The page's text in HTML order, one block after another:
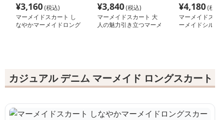
¥3,160(税込)
マーメイドスカート し
なやかマーメイドロング
¥3,840(税込)
マーメイドスカート 大
人の魅力引き立つマーメ
¥4,180(税
マーメイドス
ーメイドシル
カジュアル デニム マーメイド ロングスカート